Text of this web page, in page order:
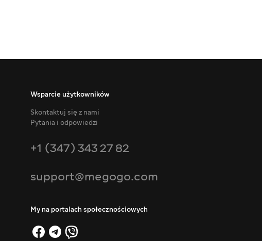
Wsparcie użytkowników
Skontaktuj się z nami
Pytania i odpowiedzi
+1 (347) 343 27 82
support@megogo.com
My na portalach społecznościowych